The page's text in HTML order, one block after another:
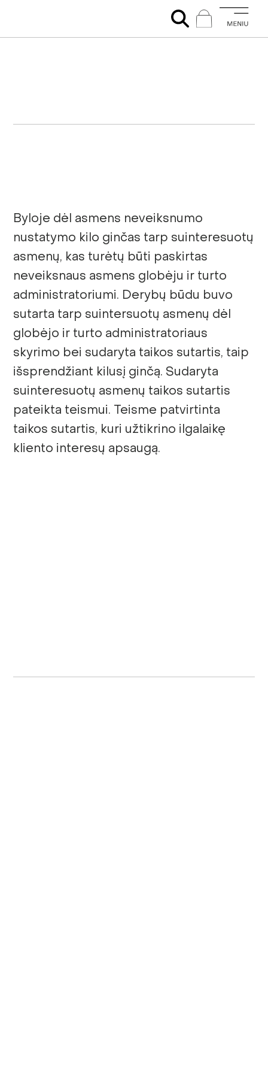
Byloje dėl asmens neveiksnumo
nustatymo kilo ginčas tarp suinteresuotų
asmenų, kas turėtų būti paskirtas
neveiksnaus asmens globėju ir turto
administratoriumi. Derybų būdu buvo
sutarta tarp suintersuotų asmenų dėl
globėjo ir turto administratoriaus
skyrimo bei sudaryta taikos sutartis, taip
išsprendžiant kilusį ginčą. Sudaryta
suinteresuotų asmenų taikos sutartis
pateikta teismui. Teisme patvirtinta
taikos sutartis, kuri užtikrino ilgalaikę
kliento interesų apsaugą.